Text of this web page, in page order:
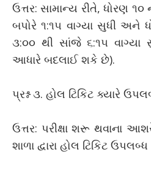
ઉત્તર: સામાન્ય રીતે, ધોરણ
બપોરે ૧:૧૫ વાગ્યા સુધી અને
૩:૦૦ થી સાંજે ૬:૧૫ વાગ્યા
આધારે બદલાઈ શકે છે).
પ્રશ્ન ૩. હોલ ટિકિટ ક્યારે
ઉત્તર: પરીક્ષા શરૂ થવાના
શાળા દ્વારા હોલ ટિકિટ